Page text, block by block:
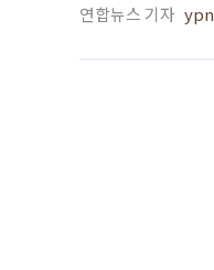
연합뉴스 기자